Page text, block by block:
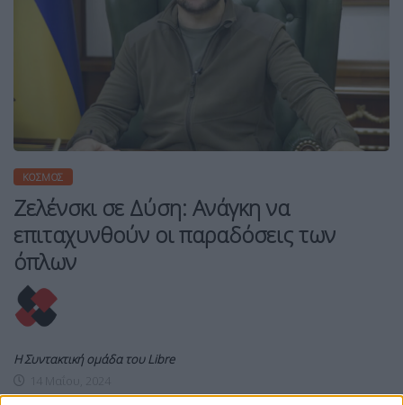
ΚΌΣΜΟΣ
Ζελένσκι σε Δύση: Ανάγκη να
επιταχυνθούν οι παραδόσεις των
όπλων
Η Συντακτική ομάδα του Libre